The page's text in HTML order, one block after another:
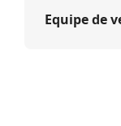
deixar a fábrica,
certificações UL e
Equipe de